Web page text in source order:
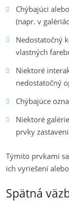
Chýbajúci
(napr. v
Nedostatočný
vlastných
Niektoré
nedostatočný
Chýbajúce
Niektoré
prvky
Týmito prvkami
ich vyriešení
Spätná